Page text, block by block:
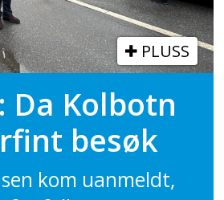
PLUSS
Da Kolbotn
besøk
kom uanmeldt,